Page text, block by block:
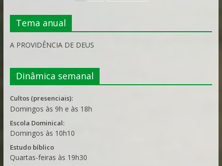
Tema anual
A PROVIDÊNCIA DE DEUS
Dinâmica semanal
Cultos (presenciais):
Domingos às 9h e às 18h
Escola Dominical:
Domingos às 10h10
Estudo bíblico
Quartas-feiras às 19h30